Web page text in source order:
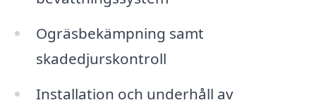
Ogräsbekämpning samt
skadedjurskontroll
Installation och underhåll av